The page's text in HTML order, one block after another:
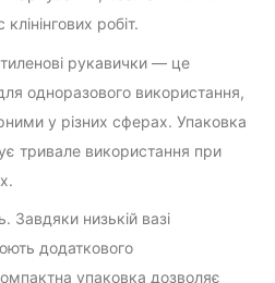
робіт.
рукавички — це
одноразового використання,
у різних сферах. Упаковка
тривале використання при
Завдяки низькій вазі
додаткового
упаковка дозволяє